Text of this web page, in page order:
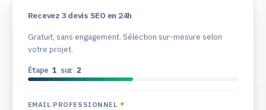
Recevez 3 devis SEO en 24h
Gratuit, sans engagement. Sélection sur-mesure selon
votre projet.
Étape 1sur 2
EMAIL PROFESSIONNEL *